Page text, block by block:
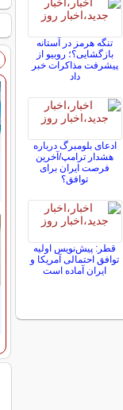
تنگه هرمز در آستانه
بازگشایی؟؛ روبیو از
پیشرفت مذاکرات خبر
داد
ادعای بلومبرگ درباره
هشدار ترامپ/آخرین
فرصت ایران برای
توافق؟
قطر: پیش‌نویس اولیه
توافق احتمالی آمریکا و
ایران آماده است